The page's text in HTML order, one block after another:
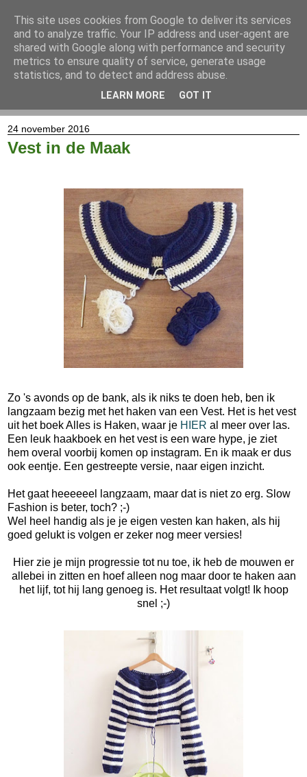
24 november 2016
Vest in de Maak
Zo 's avonds op de bank, als ik niks te doen heb, ben ik
langzaam bezig met het haken van een Vest. Het is het vest
uit het boek Alles is Haken, waar je HIER al meer over las.
Een leuk haakboek en het vest is een ware hype, je ziet
hem overal voorbij komen op instagram. En ik maak er dus
ook eentje. Een gestreepte versie, naar eigen inzicht.
Het gaat heeeeeel langzaam, maar dat is niet zo erg. Slow
Fashion is beter, toch? ;-)
Wel heel handig als je je eigen vesten kan haken, als hij
goed gelukt is volgen er zeker nog meer versies!
Hier zie je mijn progressie tot nu toe, ik heb de mouwen er
allebei in zitten en hoef alleen nog maar door te haken aan
het lijf, tot hij lang genoeg is. Het resultaat volgt! Ik hoop
snel ;-)
This site uses cookies from Google to deliver its services
and to analyze traffic. Your IP address and user-agent are
shared with Google along with performance and security
metrics to ensure quality of service, generate usage
statistics, and to detect and address abuse.
LEARN MORE GOT IT